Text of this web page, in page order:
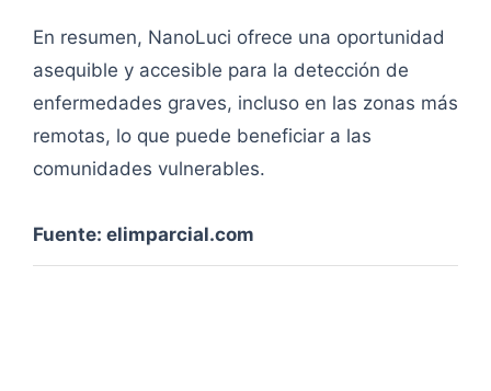
En resumen, NanoLuci ofrece una oportunidad
asequible y accesible para la detección de
enfermedades graves, incluso en las zonas más
remotas, lo que puede beneficiar a las
comunidades vulnerables.
Fuente: elimparcial.com